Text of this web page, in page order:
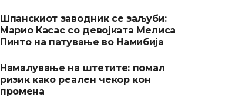
Шпанскиот заводник се заљуби:
Марио Касас со девојката Мелиса
Пинто на патување во Намибија
Намалување на штетите: помал
ризик како реален чекор кон
промена